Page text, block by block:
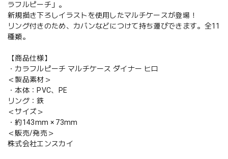
ラフルピーチ」。
新規描き下ろしイラストを使用したマルチケースが登場！
リング付きのため、カバンなどにつけて持ち運びできます。全11
種類。
【商品仕様】
・カラフルピーチ マルチケース ダイナー ヒロ
＜製品素材＞
・本体：PVC、PE
リング：鉄
＜サイズ＞
・約143mm × 73mm
＜販売/発売＞
株式会社エンスカイ